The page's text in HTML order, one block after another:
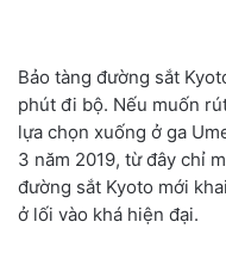
Bảo tàng đường sắt
phút đi bộ. Nếu muốn
lựa chọn xuống ở ga
3 năm 2019, từ đây chỉ
đường sắt Kyoto mới
ở lối vào khá hiện đại.